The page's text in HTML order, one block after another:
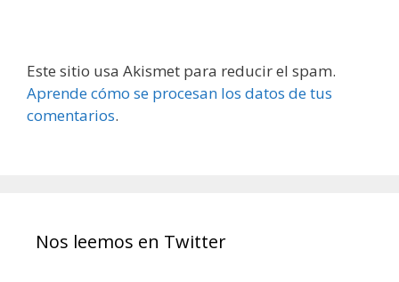
Este sitio usa Akismet para reducir el spam.
Aprende cómo se procesan los datos de tus
comentarios.
Nos leemos en Twitter